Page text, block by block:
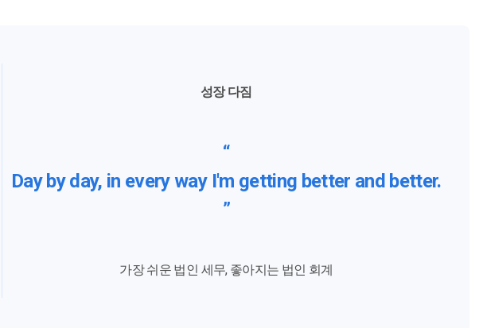
성장 다짐
“
Day by day, in every way I'm getting better and better.
”
가장 쉬운 법인 세무, 좋아지는 법인 회계